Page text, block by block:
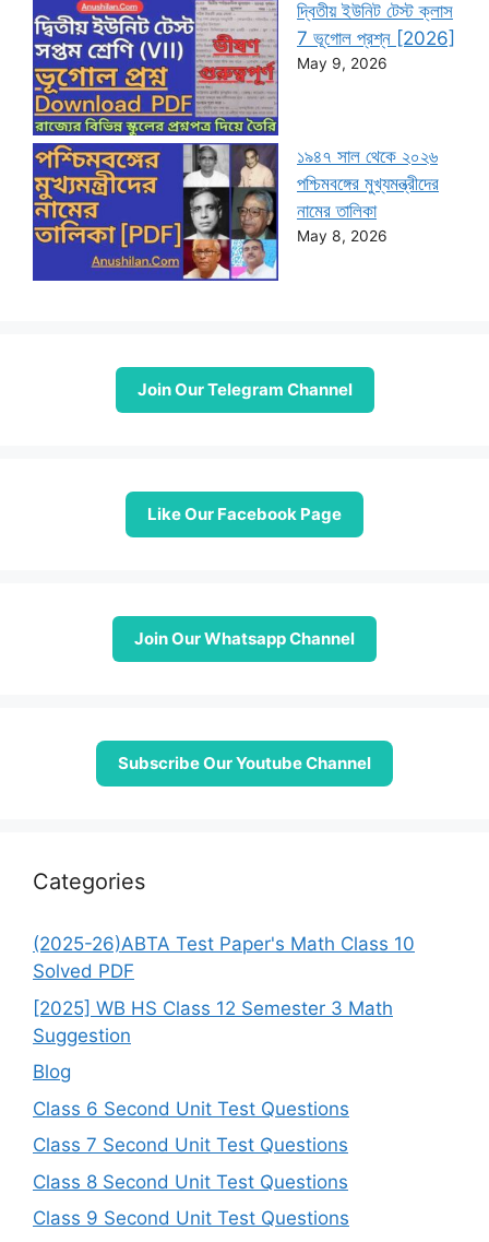
দ্বিতীয় ইউনিট টেস্ট ক্লাস
7 ভূগোল প্রশ্ন [2026]
May 9, 2026
১৯৪৭ সাল থেকে ২০২৬
পশ্চিমবঙ্গের মুখ্যমন্ত্রীদের
নামের তালিকা
May 8, 2026
Join Our Telegram Channel
Like Our Facebook Page
Join Our Whatsapp Channel
Subscribe Our Youtube Channel
Categories
(2025-26)ABTA Test Paper's Math Class 10
Solved PDF
[2025] WB HS Class 12 Semester 3 Math
Suggestion
Blog
Class 6 Second Unit Test Questions
Class 7 Second Unit Test Questions
Class 8 Second Unit Test Questions
Class 9 Second Unit Test Questions